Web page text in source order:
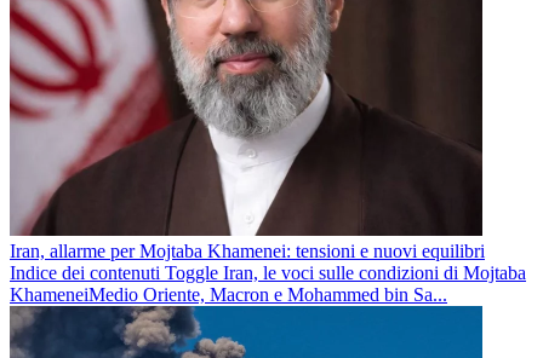
Iran, allarme per Mojtaba Khamenei: tensioni e nuovi equilibri
Indice dei contenuti Toggle Iran, le voci sulle condizioni di Mojtaba
KhameneiMedio Oriente, Macron e Mohammed bin Sa...